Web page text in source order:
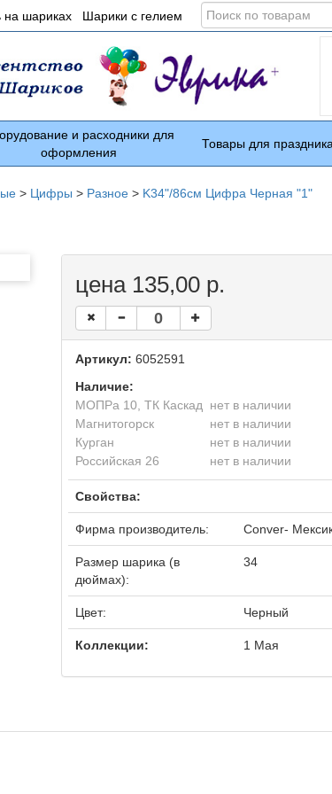
на шариках Шарики с гелием
Поиск
товарам
и расходники для
оформления
Товары для
> Цифры > Разное > K34"/86см Цифра Черная "1"
цена 135,00 р.
Артикул: 6052591
Наличие:
МОПРа 10, ТК Каскад
нет в наличии
Магнитогорск
нет в наличии
Курган
нет в наличии
Российская 26
нет в наличии
Свойства:
Фирма производитель: Conver-
Размер шарика (в
дюймах):
34
Цвет: Черный
Коллекции: 1 Мая